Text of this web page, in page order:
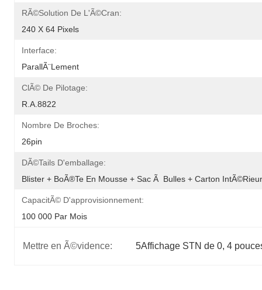
RÃ©solution De L'Ã©cran:
240 X 64 Pixels
Interface:
ParallÃ¨lement
ClÃ© De Pilotage:
R.A.8822
Nombre De Broches:
26pin
DÃ©tails D'emballage:
Blister + BoÃ®te En Mousse + Sac Ã  Bulles + Carton
CapacitÃ© D'approvisionnement:
100 000 Par Mois
Mettre en Ã©vidence: 5Affichage STN de 0, 4